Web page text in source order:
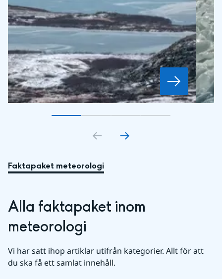
Gå till bildkort1
Gå till bildkort2
Gå till bildkort3
Gå till bildkort
Faktapaket meteorologi
Alla faktapaket inom
meteorologi
Vi har satt ihop artiklar utifrån kategorier. Allt för att
du ska få ett samlat innehåll.